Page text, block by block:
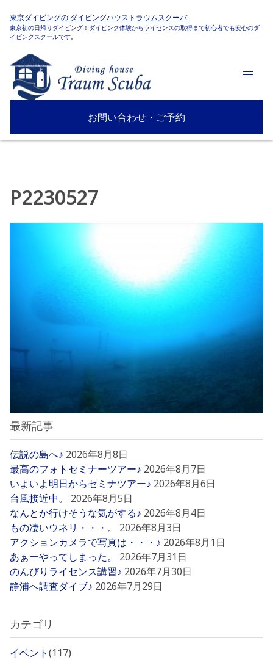
東京ダイビングの'ダイビングハウストラウムスクーバ'
東京初の日帰りダイビング！ダイビング体験からライセンスの取得まで初心者でも安心のダ
イビングスクールです。
お問い合わせ・ご予約
P2230527
最新記事
伝説の島へ♪ 2026年8月8日
最高のフォトセミナーツアー♪ 2026年8月7日
いよいよ明日からセミナツアー♪ 2026年8月6日
台風接近中。
2026年8月5日
なんとか行けそうな気がする♪ 2026年8月4日
もの凄いウネリ・・・。
2026年8月3日
アクションカメラで写真は・・・♪ 2026年8月1日
あぁーやってしまった。
2026年7月31日
のんびりライセンス講習♪ 2026年7月30日
静浦へ調査ダイブ♪ 2026年7月29日
カテゴリ
イベント(117)